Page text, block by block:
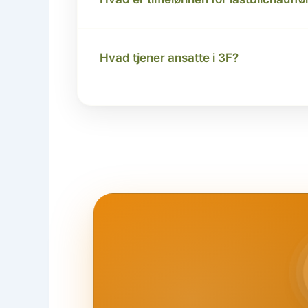
Hvad tjener ansatte i 3F?